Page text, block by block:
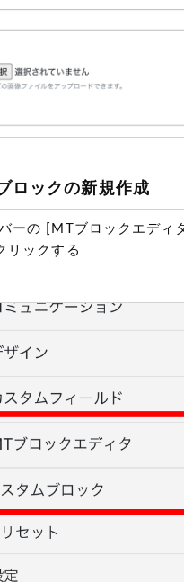
ロックの新規作成
ーの [MTブロックエディ
リックする